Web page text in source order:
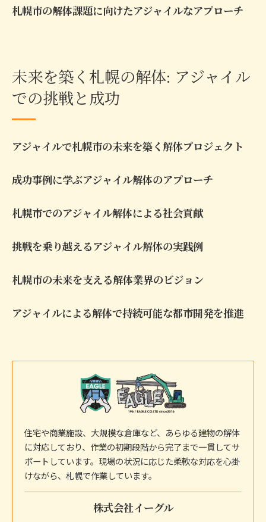
札幌市の解体課題に向けたアジャイルなアプローチ
未来を築く札幌の解体: アジャイル
での挑戦と成功
アジャイルで札幌市の未来を築く解体プロジェクト
成功事例に学ぶアジャイル解体のアプローチ
札幌市でのアジャイル解体による社会貢献
挑戦を乗り越えるアジャイル解体の実践例
札幌市の未来を支える解体業界のビジョン
アジャイルによる解体で持続可能な都市開発を推進
住宅や商業施設、大規模な倉庫など、あらゆる建物の解体
に対応しており、作業の初期段階から完了まで一貫してサ
ポートしています。現場の状況に応じた柔軟な対応を心掛
けながら、札幌で作業しています。
株式会社イーグル